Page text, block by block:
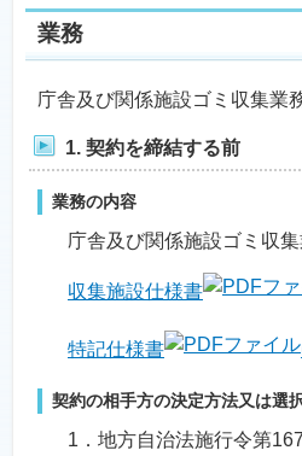
業務
庁舎及び関係施設ゴミ収集業
1. 契約を締結する前
業務の内容
庁舎及び関係施設ゴミ収集
収集施設仕様書
特記仕様書
契約の相手方の決定方法又は選
1．地方自治法施行令第